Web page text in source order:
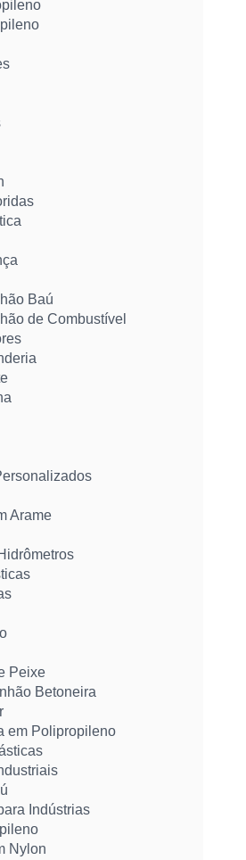
Baú
de Combustível
Arame
Peixe
Betoneira
em Polipropileno
Indústrias
Nylon